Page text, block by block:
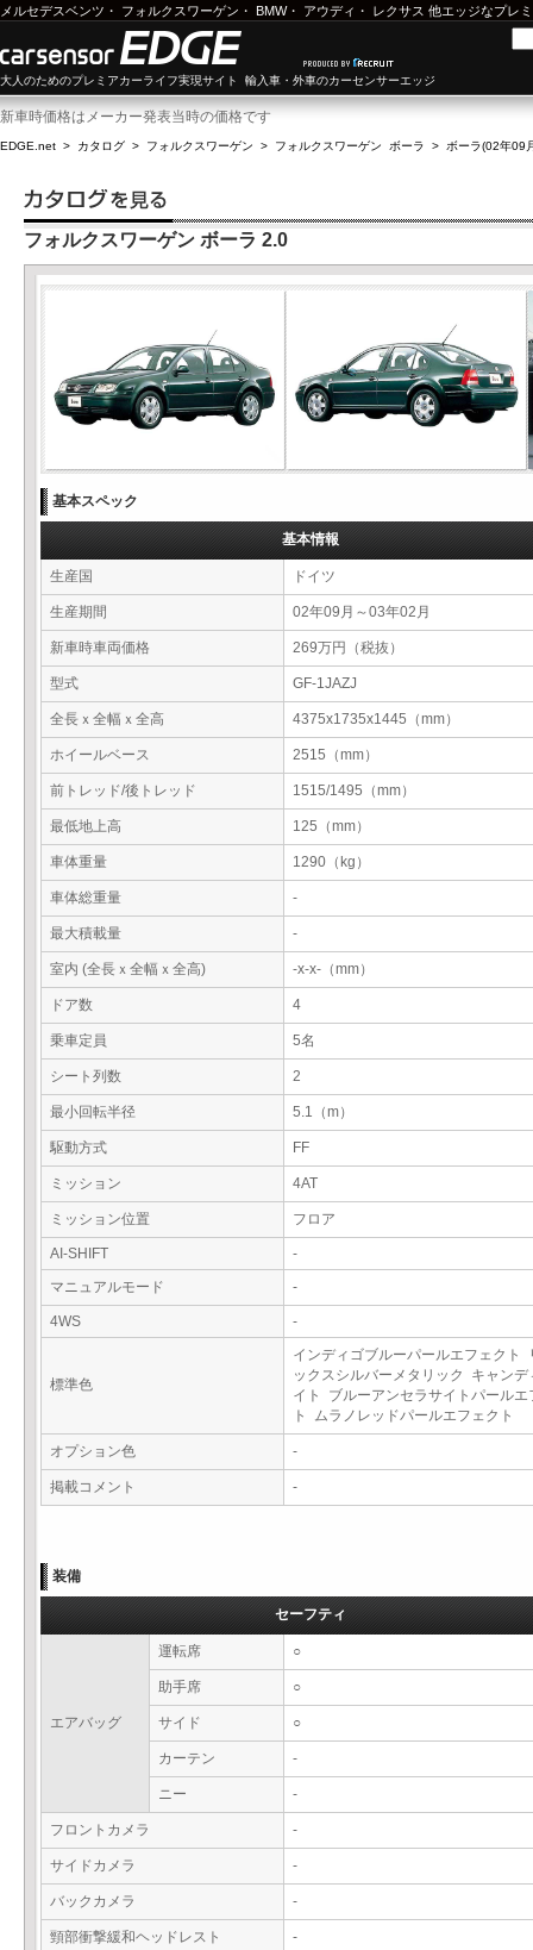
メルセデスベンツ ・ フォルクスワーゲン ・ BMW・ アウディ ・ レクサス 他エッジなプレ
大人のためのプレミアカーライフ実現サイト 輸入車・外車のカーセンサーエッジ
新車時価格はメーカー発表当時の価格です
EDGE.net > カタログ > フォルクスワーゲン > フォルクスワーゲン ボーラ > ボーラ(02年09
フォルクスワーゲン ボーラ 2.0
基本スペック
基本情報
生産国 ドイツ
生産期間 02年09月～03年02月
新車時車両価格 269万円（税抜）
型式 GF-1JAZJ
全長ｘ全幅ｘ全高 4375x1735x1445（mm）
ホイールベース 2515（mm）
前トレッド/後トレッド 1515/1495（mm）
最低地上高 125（mm）
車体重量 1290（kg）
車体総重量 -
最大積載量 -
室内 (全長ｘ全幅ｘ全高) -x-x-（mm）
ドア数 4
乗車定員 5名
シート列数 2
最小回転半径 5.1（m）
駆動方式 FF
ミッション 4AT
ミッション位置 フロア
AI-SHIFT
-
マニュアルモード
-
4WS -
標準色
インディゴブルーパールエフェクト
ックスシルバーメタリック キャンデ
イト ブルーアンセラサイトパールエ
ト ムラノレッドパールエフェクト
オプション色 -
掲載コメント -
装備
セーフティ
エアバッグ
運転席 ○
助手席 ○
サイド ○
カーテン -
ニー -
フロントカメラ -
サイドカメラ -
バックカメラ -
頸部衝撃緩和ヘッドレスト -